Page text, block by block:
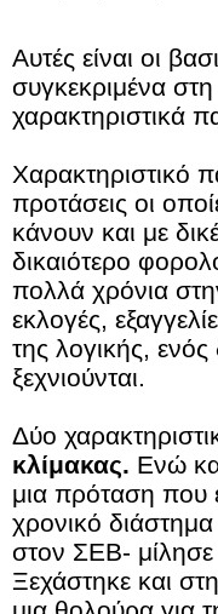
Αυτές είναι οι
συγκεκριμένα στη
χαρακτηριστικά
Χαρακτηριστικό
προτάσεις οι
κάνουν και με
δικαιότερο
πολλά χρόνια
εκλογές,
της λογικής,
ξεχνιούνται.
Δύο
κλίμακας. Ενώ
μια πρόταση που
χρονικό
στον ΣΕΒ- μίλησε
Ξεχάστηκε και